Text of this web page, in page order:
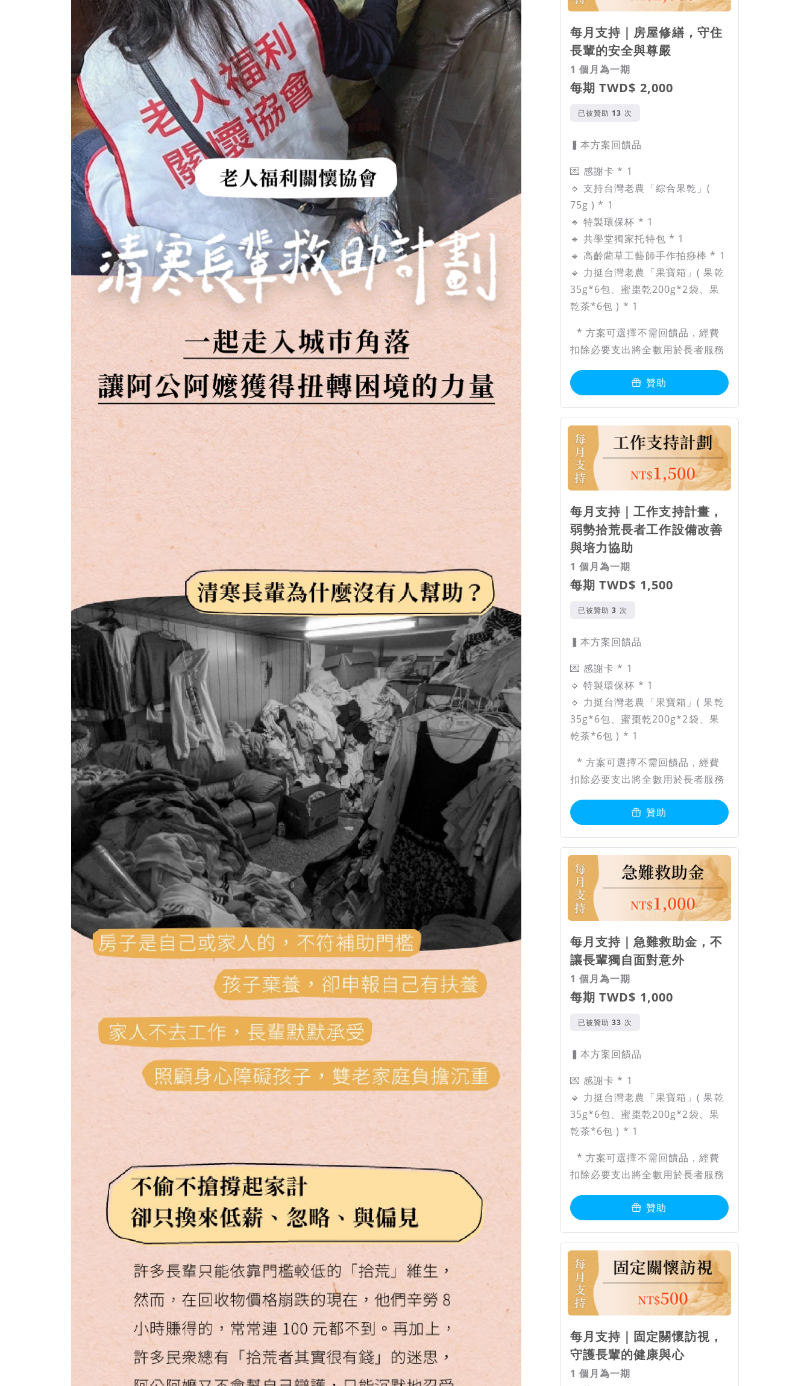
每月支持｜房屋修繕，守住
長輩的安全與尊嚴
1 個月為一期
每期 TWD$ 2,000
已被贊助 次
▍本方案回饋品
💌 感謝卡 * 1
🔹 支持台灣老農「綜合果乾」(
75g ) * 1
🔹 特製環保杯 * 1
🔹 共學堂獨家托特包 * 1
🔹 高齡藺草工藝師手作拍痧棒 * 1
🔹 力挺台灣老農「果寶箱」( 果乾
35g*6包、蜜棗乾200g*2袋、果
乾茶*6包 ) * 1
* 方案可選擇不需回饋品，經費
扣除必要支出將全數用於長者服務
贊助
每月支持｜工作支持計畫，
弱勢拾荒長者工作設備改善
與培力協助
1 個月為一期
每期 TWD$ 1,500
已被贊助 次
▍本方案回饋品
💌 感謝卡 * 1
🔹 特製環保杯 * 1
🔹 力挺台灣老農「果寶箱」( 果乾
35g*6包、蜜棗乾200g*2袋、果
乾茶*6包 ) * 1
* 方案可選擇不需回饋品，經費
扣除必要支出將全數用於長者服務
贊助
每月支持｜急難救助金，不
讓長輩獨自面對意外
1 個月為一期
每期 TWD$ 1,000
已被贊助 次
▍本方案回饋品
💌 感謝卡 * 1
🔹 力挺台灣老農「果寶箱」( 果乾
35g*6包、蜜棗乾200g*2袋、果
乾茶*6包 ) * 1
* 方案可選擇不需回饋品，經費
扣除必要支出將全數用於長者服務
贊助
每月支持｜固定關懷訪視，
守護長輩的健康與心
1 個月為一期